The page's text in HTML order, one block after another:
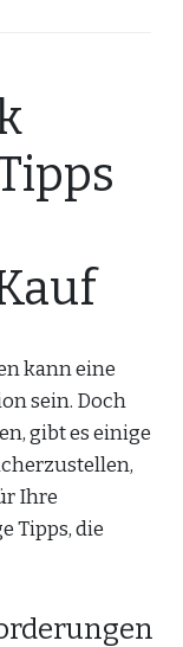
kann eine
sein. Doch
gibt es einige
Ihre
Tipps, die